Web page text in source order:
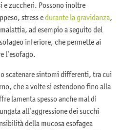
e zuccheri. Possono inoltre
stress edurante la gravidanza,
ad esempio a seguito del
inferiore, che permette ai
l’esofago.
scatenare sintomi differenti, tra cui
che a volte si estendono fino alla
lamenta spesso anche mal di
all’aggressione dei succhi
della mucosa esofagea